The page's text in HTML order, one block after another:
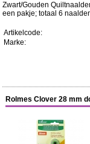
Zwart/Gouden
een pakje; totaal 6
Artikelcode:
Marke:
Rolmes Clover 28 mm